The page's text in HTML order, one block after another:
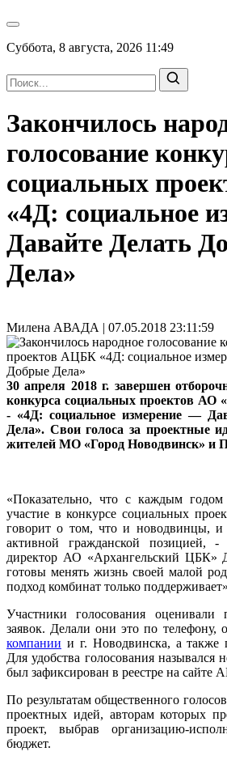
Суббота, 8 августа, 2026 11:49
Закончилось
голосование
социальных
«4Д: социальное
Давайте Делать
Дела»
Милена АВАДА | 07.05.2018 23:11:59
30 апреля 2018 г. завершен
конкурса социальных проектов АО
- «4Д: социальное измерение —
Дела». Свои голоса за проектные
жителей МО «Город Новодвинск» и
«Показательно, что с каждым годом
участие в конкурсе социальных
говорит о том, что и новодвинцы,
активной гражданской позицией, -
директор АО «Архангельский
готовы менять жизнь своей малой
подход комбинат только
Участники голосования
заявок. Делали они это по телефону,
компании и г. Новодвинска, а также
Для удобства голосования назывался
был зафиксирован в реестре на сайте
По результатам общественного
проектных идей, авторам которых
проект, выбрав организацию-
бюджет.